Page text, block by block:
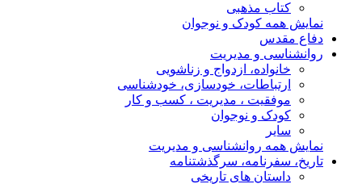
کتاب مذهبی
نمایش همه کودک و نوجوان
دفاع مقدس
روانشناسی و مدیریت
خانواده، ازدواج و زناشویی
ارتباطات، خودسازی، خودشناسی
موفقیت ، مدیریت ، کسب و کار
کودک و نوجوان
سایر
نمایش همه روانشناسی و مدیریت
تاریخ، سفرنامه، سرگذشتنامه
داستان های تاریخی